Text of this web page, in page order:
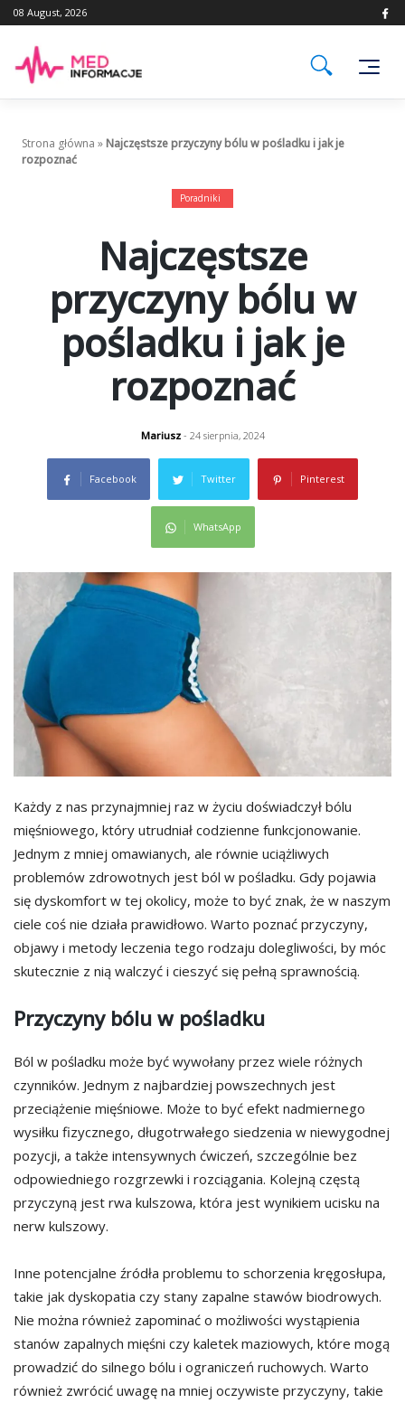
Skip
to
08 August, 2026
Strona główna »Najczęstsze przyczyny bólu w pośladku i jak je
rozpoznać
Poradniki
Najczęstsze
przyczyny bólu w
pośladku i jak je
rozpoznać
Mariusz- 24 sierpnia, 2024
Facebook Twitter Pinterest
WhatsApp
Każdy z nas przynajmniej raz w życiu doświadczył bólu
mięśniowego, który utrudniał codzienne funkcjonowanie.
Jednym z mniej omawianych, ale równie uciążliwych
problemów zdrowotnych jest ból w pośladku. Gdy pojawia
się dyskomfort w tej okolicy, może to być znak, że w naszym
ciele coś nie działa prawidłowo. Warto poznać przyczyny,
objawy i metody leczenia tego rodzaju dolegliwości, by móc
skutecznie z nią walczyć i cieszyć się pełną sprawnością.
Przyczyny bólu w pośladku
Ból w pośladku może być wywołany przez wiele różnych
czynników. Jednym z najbardziej powszechnych jest
przeciążenie mięśniowe. Może to być efekt nadmiernego
wysiłku fizycznego, długotrwałego siedzenia w niewygodnej
pozycji, a także intensywnych ćwiczeń, szczególnie bez
odpowiedniego rozgrzewki i rozciągania. Kolejną częstą
przyczyną jest rwa kulszowa, która jest wynikiem ucisku na
nerw kulszowy.
Inne potencjalne źródła problemu to schorzenia kręgosłupa,
takie jak dyskopatia czy stany zapalne stawów biodrowych.
Nie można również zapominać o możliwości wystąpienia
stanów zapalnych mięśni czy kaletek maziowych, które mogą
prowadzić do silnego bólu i ograniczeń ruchowych. Warto
również zwrócić uwagę na mniej oczywiste przyczyny, takie